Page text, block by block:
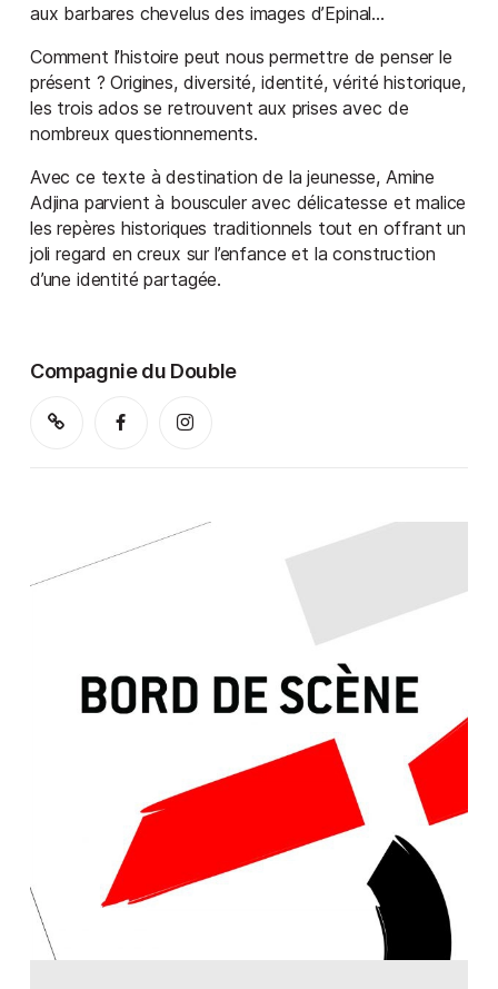
aux barbares chevelus des images d’Epinal…
Comment l’histoire peut nous permettre de penser le
présent ? Origines, diversité, identité, vérité historique,
les trois ados se retrouvent aux prises avec de
nombreux questionnements.
Avec ce texte à destination de la jeunesse, Amine
Adjina parvient à bousculer avec délicatesse et malice
les repères historiques traditionnels tout en offrant un
joli regard en creux sur l’enfance et la construction
d’une identité partagée.
Compagnie du Double